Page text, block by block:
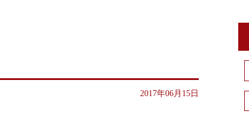
2017年06月15日